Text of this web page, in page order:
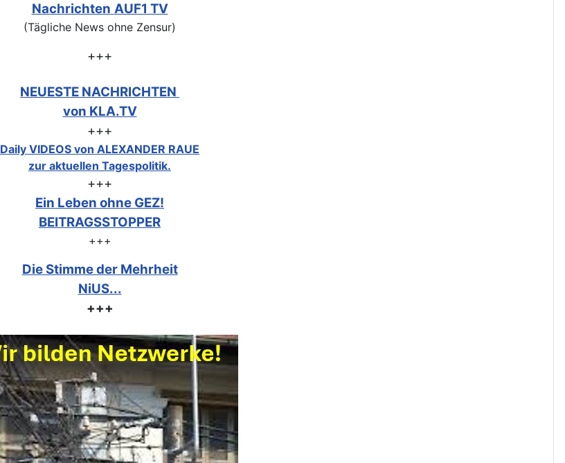
Nachrichten AUF1 TV
(Tägliche News ohne Zensur)
+++
NEUESTE NACHRICHTEN
von KLA.TV
+++
Daily VIDEOS von ALEXANDER RAUE
zur aktuellen Tagespolitik.
+++
Ein Leben ohne GEZ!
BEITRAGSSTOPPER
+++
Die Stimme der Mehrheit
NiUS...
+++